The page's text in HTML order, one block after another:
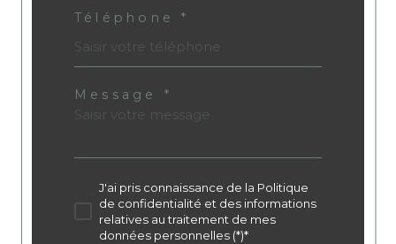
Téléphone *
Message *
J'ai pris connaissance de la Politique
de confidentialité et des informations
relatives au traitement de mes
données personnelles (*)*